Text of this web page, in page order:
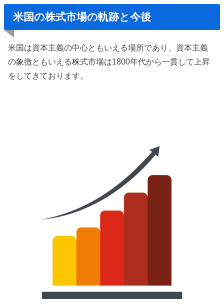
米国の株式市場の軌跡と今後
米国は資本主義の中心ともいえる場所であり、資本主義
の象徴ともいえる株式市場は1800年代から一貫して上昇
をしてきております。